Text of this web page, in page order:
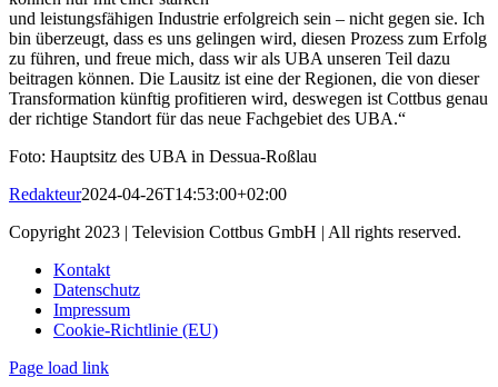
und leistungsfähigen Industrie erfolgreich sein – nicht gegen sie. Ich
bin überzeugt, dass es uns gelingen wird, diesen Prozess zum Erfolg
zu führen, und freue mich, dass wir als UBA unseren Teil dazu
beitragen können. Die Lausitz ist eine der Regionen, die von dieser
Transformation künftig profitieren wird, deswegen ist Cottbus genau
der richtige Standort für das neue Fachgebiet des UBA.“
Foto: Hauptsitz des UBA in Dessua-Roßlau
Redakteur2024-04-26T14:53:00+02:00
Copyright 2023 | Television Cottbus GmbH | All rights reserved.
Kontakt
Datenschutz
Impressum
Cookie-Richtlinie (EU)
Page load link